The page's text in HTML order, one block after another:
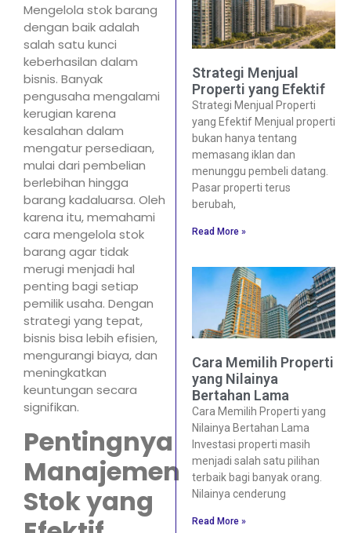
Mengelola stok barang
dengan baik adalah
salah satu kunci
keberhasilan dalam
bisnis. Banyak
pengusaha mengalami
kerugian karena
kesalahan dalam
mengatur persediaan,
mulai dari pembelian
berlebihan hingga
barang kadaluarsa. Oleh
karena itu, memahami
cara mengelola stok
barang agar tidak
merugi menjadi hal
penting bagi setiap
pemilik usaha. Dengan
strategi yang tepat,
bisnis bisa lebih efisien,
mengurangi biaya, dan
meningkatkan
keuntungan secara
signifikan.
Pentingnya
Manajemen
Stok yang
Strategi Menjual
Properti yang Efektif
Strategi Menjual Properti
yang Efektif Menjual properti
bukan hanya tentang
memasang iklan dan
menunggu pembeli datang.
Pasar properti terus
berubah,
Read More »
Cara Memilih Properti
yang Nilainya
Bertahan Lama
Cara Memilih Properti yang
Nilainya Bertahan Lama
Investasi properti masih
menjadi salah satu pilihan
terbaik bagi banyak orang.
Nilainya cenderung
Read More »